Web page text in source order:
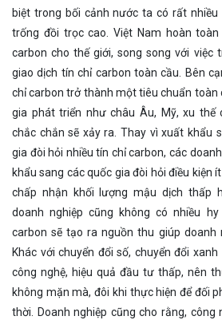
biệt trong bối cảnh nước ta có rất
trống đồi trọc cao. Việt Nam hoàn
carbon cho thế giới, song song với
giao dịch tín chỉ carbon toàn cầu. Bên
chỉ carbon trở thành một tiêu chuẩn toàn
gia phát triển như châu Âu, Mỹ, xu thế
chắc chắn sẽ xảy ra. Thay vì xuất khẩu
gia đòi hỏi nhiều tín chỉ carbon, các
khẩu sang các quốc gia đòi hỏi điều kiện
chấp nhận khối lượng mậu dịch thấp
doanh nghiệp cũng không có nhiều
carbon sẽ tạo ra nguồn thu giúp doanh
Khác với chuyển đổi số, chuyển đổi
công nghệ, hiệu quả đầu tư thấp, nên
không mặn mà, đôi khi thực hiện để đối
thời. Doanh nghiệp cũng cho rằng, công